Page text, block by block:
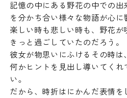
記憶の中にある野花の中での
を分かち合い様々な物語が心に
楽しい時も悲しい時も、野花
きっと過ごしていたのだろう。
彼女が物思いにふけるその時は
何かヒントを見出し導いてくれ
い。
だから、時折はにかんだ表情を